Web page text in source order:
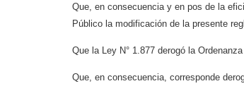
Que, en consecuencia y en pos de la
Público la modificación de la presente
Que la Ley N° 1.877 derogó la
Que, en consecuencia, corresponde